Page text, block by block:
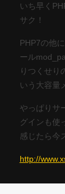
いち早く
サク！
PHP7の他
ール
りつくせり
いう大容量
やっぱりサ
グインも使
感じたら今
http://